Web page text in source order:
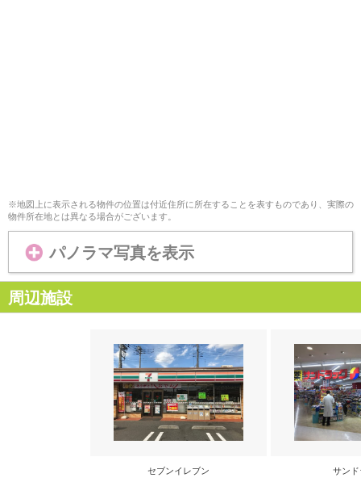
※地図上に表示される物件の位置は付近住所に所在することを表すものであり、実際の
物件所在地とは異なる場合がございます。
パノラマ写真を表示
周辺施設
セブンイレブン サンド